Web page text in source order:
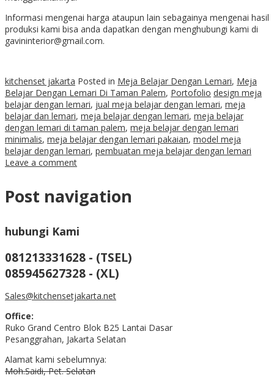
Informasi mengenai harga ataupun lain sebagainya mengenai hasil
produksi kami bisa anda dapatkan dengan menghubungi kami di
gavininterior@gmail.com.
kitchenset jakarta Posted in Meja Belajar Dengan Lemari, Meja
Belajar Dengan Lemari Di Taman Palem, Portofolio design meja
belajar dengan lemari, jual meja belajar dengan lemari, meja
belajar dan lemari, meja belajar dengan lemari, meja belajar
dengan lemari di taman palem, meja belajar dengan lemari
minimalis, meja belajar dengan lemari pakaian, model meja
belajar dengan lemari, pembuatan meja belajar dengan lemari
Leave a comment
Post navigation
hubungi Kami
081213331628 - (TSEL)
085945627328 - (XL)
Sales@kitchensetjakarta.net
Office:
Ruko Grand Centro Blok B25 Lantai Dasar
Pesanggrahan, Jakarta Selatan
Alamat kami sebelumnya:
Moh.Saidi, Pet. Selatan